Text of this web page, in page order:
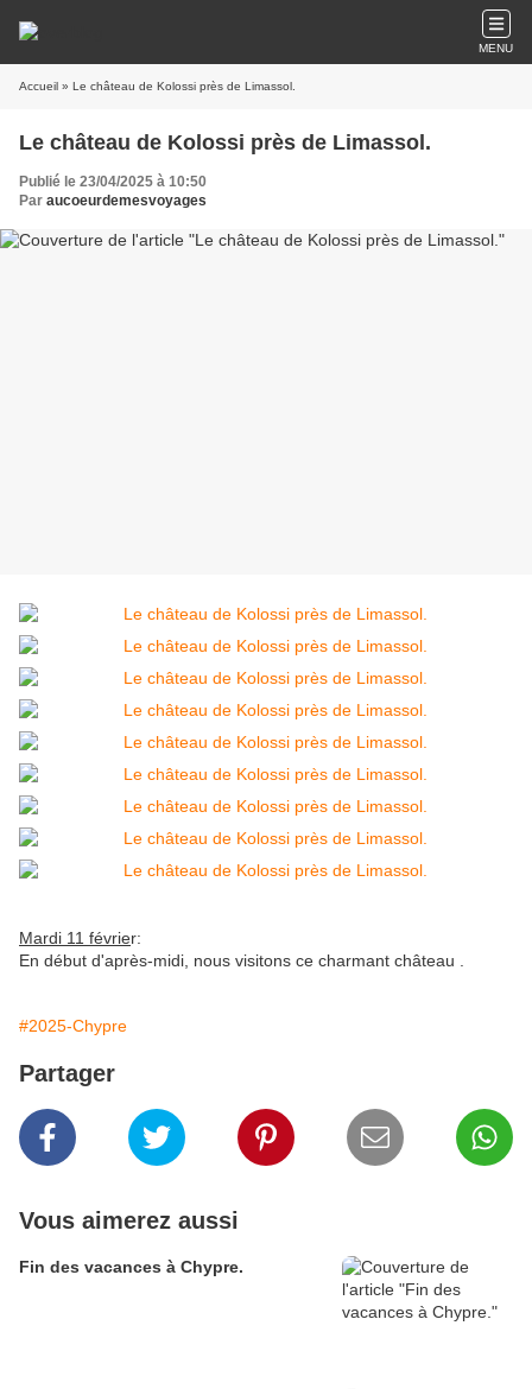
MENU
Accueil » Le château de Kolossi près de Limassol.
Le château de Kolossi près de Limassol.
Publié le 23/04/2025 à 10:50
Par aucoeurdemesvoyages
Mardi 11 février:
En début d'après-midi, nous visitons ce charmant château .
#2025-Chypre
Partager
Vous aimerez aussi
Fin des vacances à Chypre.